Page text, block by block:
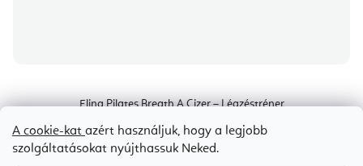
A cookie-kat azért használjuk, hogy a legjobb
szolgáltatásokat nyújthassuk Neked.
Elina Pilates Breath A Cizer – Légzéstréner
Árajánlat igénylése